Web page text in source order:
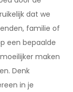
dat we
familie of
een bepaalde
maken
Denk
in je